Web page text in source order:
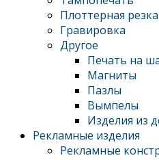
Плоттерная резка
Гравировка
Другое
Печать на
Магниты
Пазлы
Вымпелы
Изделия из
Рекламные изделия
Рекламные